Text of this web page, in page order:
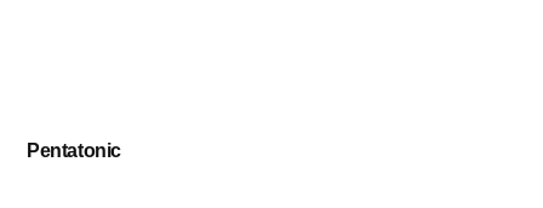
Pentatonic